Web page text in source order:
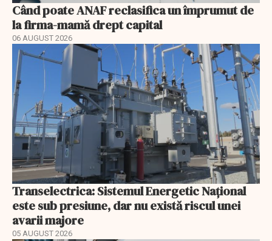
Când poate ANAF reclasifica un împrumut de
la firma-mamă drept capital
06 AUGUST 2026
Transelectrica: Sistemul Energetic Național
este sub presiune, dar nu există riscul unei
avarii majore
05 AUGUST 2026